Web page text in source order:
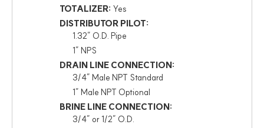
TOTALIZER: Yes
DISTRIBUTOR PILOT:
1.32″ O.D. Pipe
1″ NPS
DRAIN LINE CONNECTION:
3/4″ Male NPT Standard
1″ Male NPT Optional
BRINE LINE CONNECTION:
3/4″ or 1/2″ O.D.